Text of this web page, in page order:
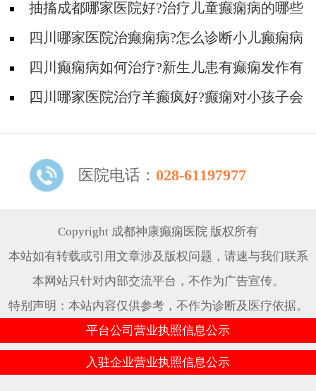
痫吗?抽搐成都哪家医院好?治疗儿童癫痫病的哪些
药物好?
四川哪家医院治癫痫病?怎么诊断小儿癫痫病
科学?四川癫痫病如何治疗?新生儿患有癫痫发作有
什么症状?
四川哪家医院治疗羊癫疯好?癫痫对小孩子会
医院电话： 028-61197977
Copyright 成都神康癫痫医院 版权所有
本站如有转载或引用文章涉及版权问题，请速与我们联系
本网站只针对内部交流平台，不作为广告宣传。
特别声明：本站内容仅供参考，不作为诊断及医疗依据。
平台公司营业执照信息公示
入驻企业营业执照信息公示